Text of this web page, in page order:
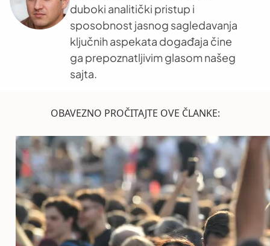
duboki analitički pristup i
sposobnost jasnog sagledavanja
ključnih aspekata događaja čine
ga prepoznatljivim glasom našeg
sajta.
OBAVEZNO PROČITAJTE OVE ČLANKE: